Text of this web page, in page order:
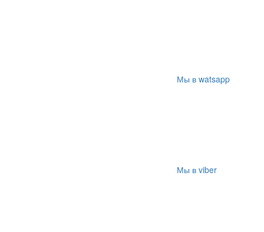
Мы в watsapp
Мы в viber